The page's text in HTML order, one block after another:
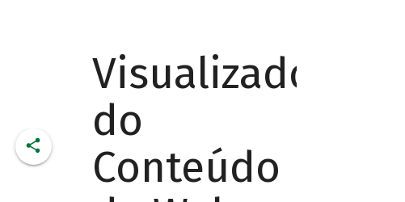
Visualizador
do
Conteúdo